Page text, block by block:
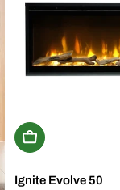
In Winkelwagen
Ignite Evolve 50